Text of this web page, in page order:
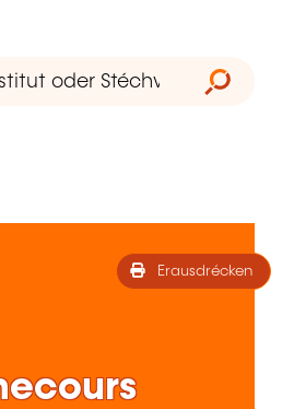
Erausdrécken